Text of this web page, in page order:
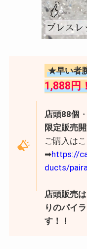
★早い者
1,888円
店頭88個 ・
限定販売開
ご購入は
➡https://
ducts/
店頭販売
りのパイ
す！！